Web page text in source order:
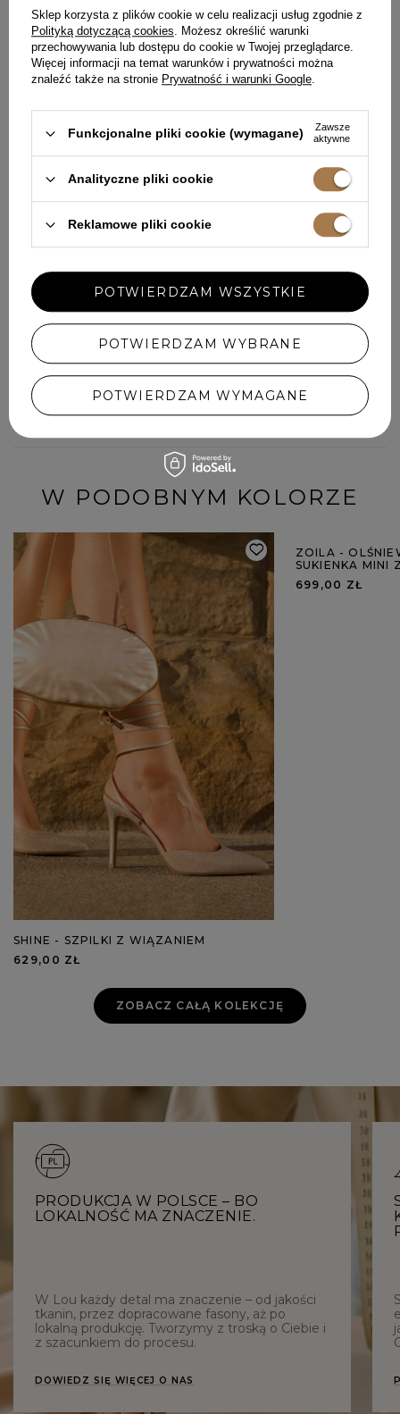
PODZIEL SIĘ SWOJĄ OPINIĄ
Z INNYMI
Każda opinia pomaga innym klientkom w wyborze.
się każdy detal.
Buty piękne, delikatne,
wygodne, jednak rozmiar,
który noszę na codzień okazał
wąską stopę.
JOANNA, ŁÓDŹ
DODAJ SWOJĄ OPINIĘ
W PODOBNYM KOLORZE
SHINE - SZPILKI Z WIĄZANIEM
629,00 ZŁ
ZOILA -
SUKIENKA MINI
699,00 ZŁ
ZOBACZ CAŁĄ KOLEKCJĘ
PRODUKCJA W POLSCE – BO
LOKALNOŚĆ MA ZNACZENIE.
W Lou każdy detal ma znaczenie – od jakości
tkanin, przez dopracowane fasony, aż po
lokalną produkcję. Tworzymy z troską o Ciebie i
z szacunkiem do procesu.
DOWIEDZ SIĘ WIĘCEJ O NAS
Sklep korzysta z plików cookie w celu realizacji usług zgodnie z
Polityką dotyczącą cookies. Możesz określić warunki
przechowywania lub dostępu do cookie w Twojej przeglądarce.
Więcej informacji na temat warunków i prywatności można
znaleźć także na stronie Prywatność i warunki Google.
Funkcjonalne pliki cookie (wymagane)
Zawsze
aktywne
Analityczne pliki cookie
Reklamowe pliki cookie
POTWIERDZAM WYBRANE
POTWIERDZAM WYMAGANE
POTWIERDZAM WSZYSTKIE